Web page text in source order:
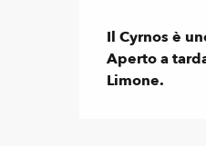
Il Cyrnos è
Aperto a
Limone.